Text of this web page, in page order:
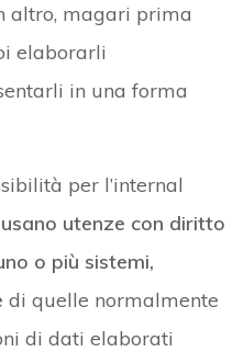
altro, magari prima
elaborarli
in una forma
per l’internal
utenze con diritto
o più sistemi,
di quelle normalmente
di dati elaborati